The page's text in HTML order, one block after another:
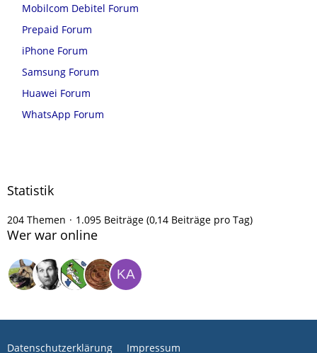
Mobilcom Debitel Forum
Prepaid Forum
iPhone Forum
Samsung Forum
Huawei Forum
WhatsApp Forum
Statistik
204 Themen 1.095 Beiträge (0,14 Beiträge pro Tag)
Wer war online
Datenschutzerklärung Impressum